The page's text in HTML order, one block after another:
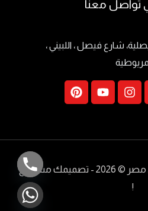
تواصل معنا
شارع فيصل ، اللبيني ،
مصر
© 2026 - تصميمك مسموع
!